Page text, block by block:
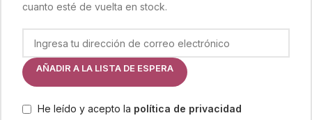
cuanto esté de vuelta en stock.
AÑADIR A LA LISTA DE ESPERA
He leído y acepto la política de privacidad